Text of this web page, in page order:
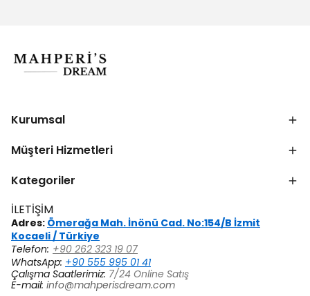
Kurumsal
Müşteri Hizmetleri
Kategoriler
İLETİŞİM
Adres: Ömerağa Mah. İnönü Cad. No:154/B İzmit
Kocaeli / Türkiye
Telefon: +90 262 323 19 07
WhatsApp: +90 555 995 01 41
Çalışma Saatlerimiz: 7/24 Online Satış
E-mail: info@mahperisdream.com